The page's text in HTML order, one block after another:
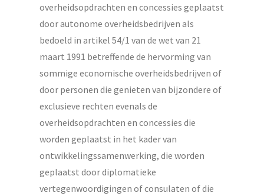
overheidsopdrachten en concessies geplaatst
door autonome overheidsbedrijven als
bedoeld in artikel 54/1 van de wet van 21
maart 1991 betreffende de hervorming van
sommige economische overheidsbedrijven of
door personen die genieten van bijzondere of
exclusieve rechten evenals de
overheidsopdrachten en concessies die
worden geplaatst in het kader van
ontwikkelingssamenwerking, die worden
geplaatst door diplomatieke
vertegenwoordigingen of consulaten of die